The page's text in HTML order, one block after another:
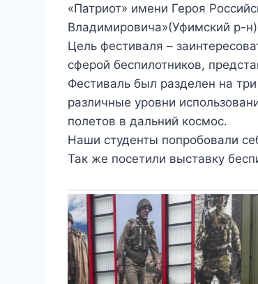
«Патриот» имени Героя
Владимировича»(Уфимский р-н)
Цель фестиваля –
сферой беспилотников,
Фестиваль был разделен на
различные уровни
полетов в дальний космос.
Наши студенты попробовали
Так же посетили выставку